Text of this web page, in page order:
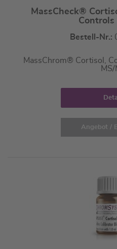
MassCheck®
Controls
Bestell-Nr.:
MassChrom® Cortisol,
MS/
Angebot /